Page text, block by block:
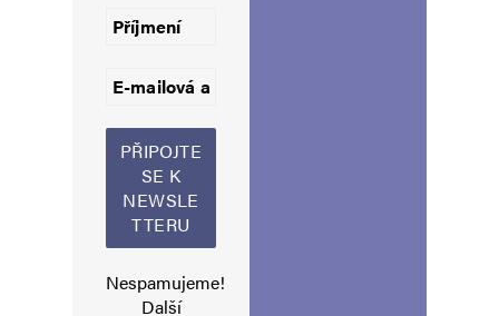
Informujte mě o nových komentářích e-mailem.
Alternative:
Nespamujeme!
Další